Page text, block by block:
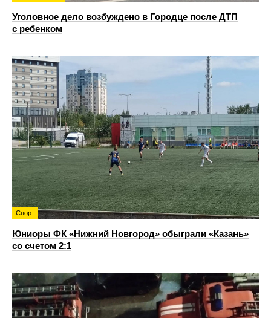
Уголовное дело возбуждено в Городце после ДТП
с ребенком
Спорт
Юниоры ФК «Нижний Новгород» обыграли «Казань»
со счетом 2:1